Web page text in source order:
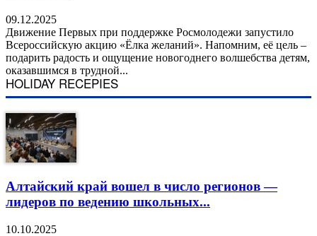
09.12.2025
Движение Первых при поддержке Росмолодежи запустило
Всероссийскую акцию «Ёлка желаний». Напомним, её цель –
подарить радость и ощущение новогоднего волшебства детям,
оказавшимся в трудной...
HOLIDAY RECEPIES
Алтайский край вошел в число регионов —
лидеров по ведению школьных...
10.10.2025